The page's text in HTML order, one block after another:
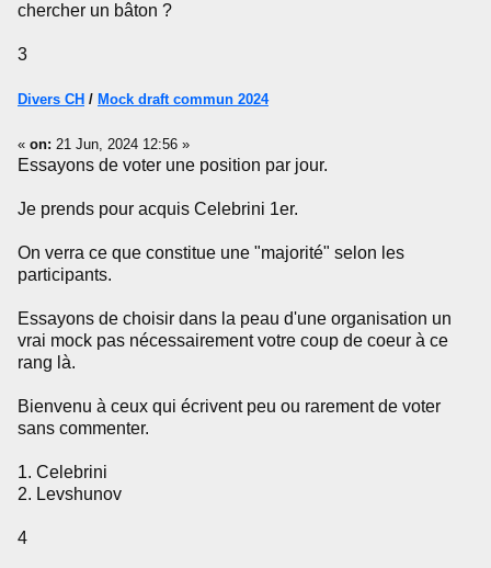
chercher un bâton ?
3
Divers CH / Mock draft commun 2024
« on: 21 Jun, 2024 12:56 »
Essayons de voter une position par jour.
Je prends pour acquis Celebrini 1er.
On verra ce que constitue une "majorité" selon les
participants.
Essayons de choisir dans la peau d'une organisation un
vrai mock pas nécessairement votre coup de coeur à ce
rang là.
Bienvenu à ceux qui écrivent peu ou rarement de voter
sans commenter.
1. Celebrini
2. Levshunov
4